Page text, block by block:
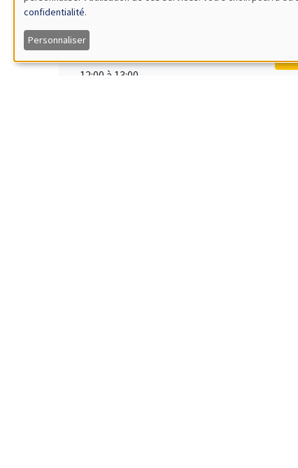
Vendredi 19 mars 2027
12:00 à 13:00
Utilisation
des
données
confidentialité.
Personnaliser